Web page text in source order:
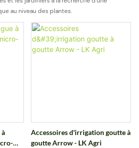
au niveau des plantes.
Accessoires d'irrigation goutte à
goutte Arrow - LK Agri